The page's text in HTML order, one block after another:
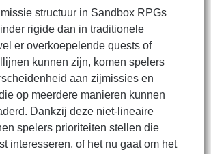
structuur in Sandbox RPGs
rigide dan in traditionele
er overkoepelende quests of
kunnen zijn, komen spelers
aan zijmissies en
op meerdere manieren kunnen
Dankzij deze niet-lineaire
spelers prioriteiten stellen die
interesseren, of het nu gaat om het